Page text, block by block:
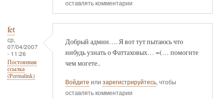
оставлять комментарии
fet
ср,
07/04/2007
- 11:26
Постоянная
ссылка
(Permalink)
Добрый админ…. Я вот тут пытаюсь что
нибудь узнать о Фаттаховых… =(… помогите
чем могете..
Войдите или зарегистрируйтесь, чтобы
оставлять комментарии